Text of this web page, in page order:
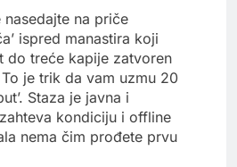
nasedajte na priče
ispred manastira koji
do treće kapije zatvoren
je trik da vam uzmu 20
Staza je javna i
kondiciju i offline
nema čim prođete prvu